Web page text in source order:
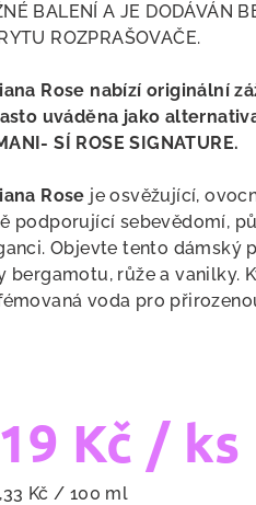
BALENÍ A JE DODÁVÁN
ROZPRAŠOVAČE.
Rose nabízí originální
uváděna jako
SÍ ROSE SIGNATURE.
Rose jeosvěžující,
podporující sebevědomí,
Objevte tento dámský
bergamotu, růže a vanilky.
voda pro
Kč / ks
Kč / 100 ml